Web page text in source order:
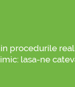
procedurile
lasa-ne